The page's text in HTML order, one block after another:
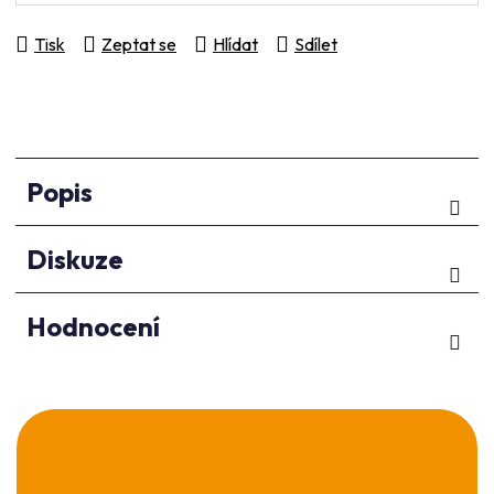
Tisk Zeptat se Hlídat Sdílet
Popis
Diskuze
Hodnocení
Z
á